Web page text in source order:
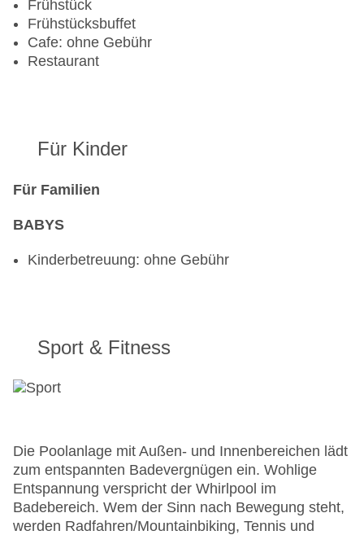
Frühstück
Frühstücksbuffet
Cafe: ohne Gebühr
Restaurant
Für Kinder
Für Familien
BABYS
Kinderbetreuung: ohne Gebühr
Sport & Fitness
Die Poolanlage mit Außen- und Innenbereichen lädt
zum entspannten Badevergnügen ein. Wohlige
Entspannung verspricht der Whirlpool im
Badebereich. Wem der Sinn nach Bewegung steht,
werden Radfahren/Mountainbiking, Tennis und